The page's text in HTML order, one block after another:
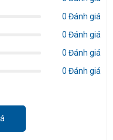
0 Đánh giá
0 Đánh giá
0 Đánh giá
0 Đánh giá